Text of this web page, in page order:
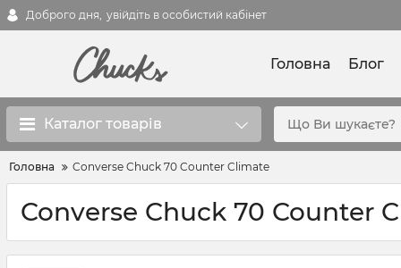
Доброго дня, увійдіть в особистий кабінет
Головна Блог
Каталог товарів
Головна Converse Chuck 70 Counter Climate
Converse Chuck 70 Counter